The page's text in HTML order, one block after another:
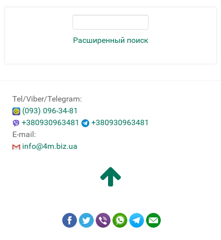
Расширенный поиск
Tel/Viber/Telegram:
(093) 096-34-81
+380930963481
+380930963481
E-mail:
info@4m.biz.ua